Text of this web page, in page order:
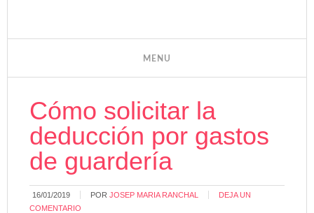
Cómo solicitar la
deducción por gastos
de guardería
16/01/2019 PORJOSEP MARIA RANCHAL
DEJA UN
COMENTARIO